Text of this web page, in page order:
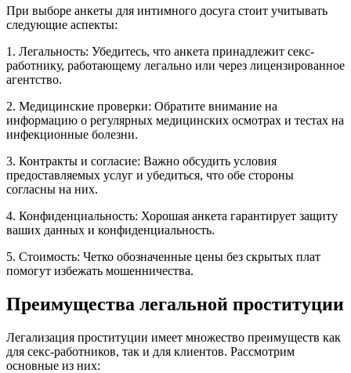
При выборе анкеты для интимного досуга стоит учитывать
следующие аспекты:
1. Легальность: Убедитесь, что анкета принадлежит секс-
работнику, работающему легально или через лицензированное
агентство.
2. Медицинские проверки: Обратите внимание на
информацию о регулярных медицинских осмотрах и тестах на
инфекционные болезни.
3. Контракты и согласие: Важно обсудить условия
предоставляемых услуг и убедиться, что обе стороны
согласны на них.
4. Конфиденциальность: Хорошая анкета гарантирует защиту
ваших данных и конфиденциальность.
5. Стоимость: Четко обозначенные цены без скрытых плат
помогут избежать мошенничества.
Преимущества легальной проституции
Легализация проституции имеет множество преимуществ как
для секс-работников, так и для клиентов. Рассмотрим
основные из них: